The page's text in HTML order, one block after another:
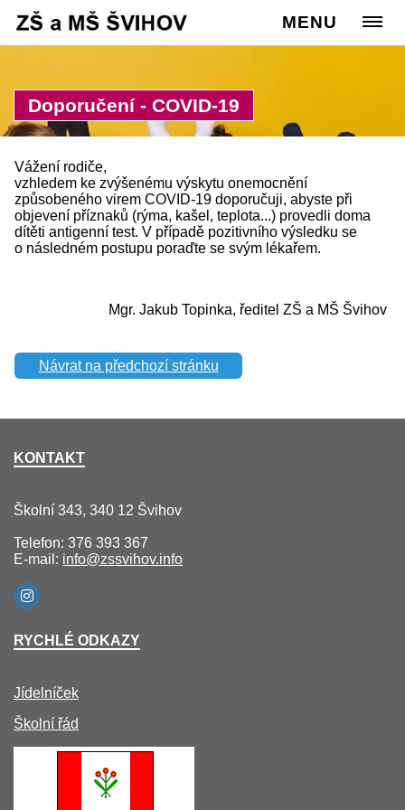
MENU
Doporučení - COVID-19
Cesta:www.zssvihov.info
Škola>Ze života školy
Vážení rodiče,
vzhledem ke zvýšenému výskytu onemocnění
způsobeného virem COVID-19 doporučuji, abyste při
objevení příznaků (rýma, kašel, teplota...) provedli doma
dítěti antigenní test. V případě pozitivního výsledku se
o následném postupu poraďte se svým lékařem.
Mgr. Jakub Topinka, ředitel ZŠ a MŠ Švihov
Návrat na předchozí stránku
KONTAKT
Školní 343, 340 12 Švihov
Telefon: 376 393 367
E-mail: info@zssvihov.info
RYCHLÉ ODKAZY
Jídelníček
Školní řád